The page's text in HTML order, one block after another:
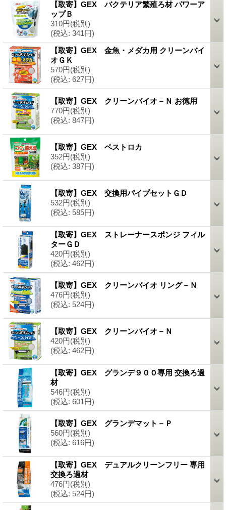
【取寄】GEX バクテリア繁殖ろ材 パワーア
ップＢ
310円(税別)
(税込: 341円)
【取寄】GEX 金魚・メダカ用 クリーンバイ
オＧＫ
570円(税別)
(税込: 627円)
【取寄】GEX クリーンバイオ－Ｎ お徳用
770円(税別)
(税込: 847円)
【取寄】GEX ベストロカ
352円(税別)
(税込: 387円)
【取寄】GEX 交換用パイプセットＧＤ
532円(税別)
(税込: 585円)
【取寄】GEX ストレーナースポンジ フィル
ターＧＤ
420円(税別)
(税込: 462円)
【取寄】GEX クリーンバイオ リング－Ｎ
476円(税別)
(税込: 524円)
【取寄】GEX クリーンバイオ－Ｎ
420円(税別)
(税込: 462円)
【取寄】GEX グランデ９００専用 交換ろ過
材
546円(税別)
(税込: 601円)
【取寄】GEX グランデマット－Ｐ
560円(税別)
(税込: 616円)
【取寄】GEX デュアルクリーンフリー 専用
交換ろ過材
476円(税別)
(税込: 524円)